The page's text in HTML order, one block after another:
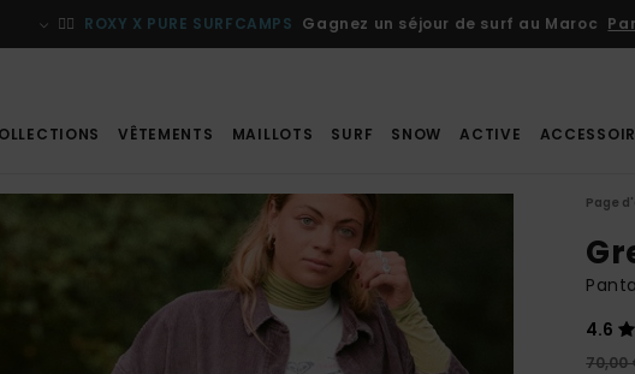
🏄‍♀️ ROXY X PURE SURFCAMPS Gagnez un séjour de surf au Maroc
VÊTEMENTS MAILLOTS SURF SNOW ACTIVE
Page
4.6
70,00